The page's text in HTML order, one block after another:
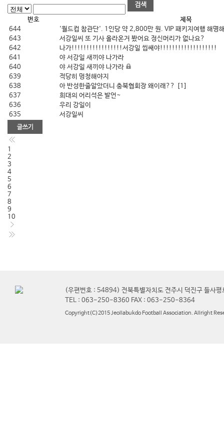
번호
제목
644
'월드컵 참관단'. 1인당 약 2,800만 원. VIP 패키지여행 해명
643
서강일씨 또 기사 올라온거 봤어요 정신머리가 없나요?
642
나가!!!!!!!!!!!!!!!!!서강일 씹쌔야!!!!!!!!!!!!!!!!!!!
641
야 서강일 새끼야 나가라
640
야 서강일 새끼야 나가라
639
적당히 멍청해야지
638
아 반성한줄알았더니 충북협회장 왜이래??
[1]
637
희대의 어리석은 발언~
636
우리 강일이
635
서강일씨
1
2
3
4
5
6
7
8
9
10
(우편번호 : 54894) 전북특별자치도 전주시 덕진구 들사
TEL : 063-250-8360 FAX : 063-250-8364
Copyright(C)2015 Jeollabukdo Football Association. Allright